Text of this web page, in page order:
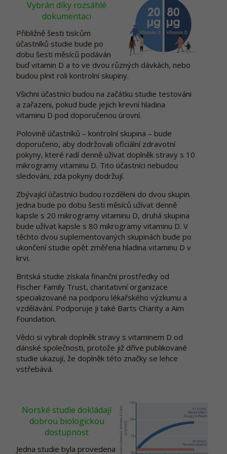
Vybrán díky rozsáhlé
dokumentaci
Přibližně šesti tisícům
účastníků studie bude po
dobu šesti měsíců podáván
buď vitamin D a to ve dvou různých dávkách, nebo
budou plnit roli kontrolní skupiny.
Všichni účastníci budou na začátku studie testováni
a zařazeni, pokud bude jejich krevní hladina
vitaminu D pod doporučenou úrovní.
Polovině účastníků – kontrolní skupina – bude
doporučeno, aby dodržovali oficiální zdravotní
pokyny, které radí denně užívat doplněk stravy s 10
mikrogramy vitaminu D. Tito účastníci nebudou
sledováni, zda pokyny dodržují.
Zbývající účastníci budou rozděleni do dvou skupin.
Jedna bude po dobu šesti měsíců užívat denně
kapsle s 20 mikrogramy vitaminu D, druhá skupina
bude užívat kapsle s 80 mikrogramy vitaminu D. V
těchto dvou suplementovaných skupinách bude po
ukončení studie opět změřena hladina vitaminu D v
krvi.
Britská studie získala finanční prostředky od
Fischer Family Trust, charitativní organizace
specializované na podporu lékařského výzkumu a
vzdělávání. Podporuje ji také Barts Charity a Aim
Foundation.
Vědci si vybrali doplněk stravy s vitaminem D od
dánské společnosti, protože již dříve publikované
studie ukazují, že doplněk této značky se lehce
vstřebává.
Norské studie dokládají
dobrou biologickou
dostupnost
Jedna studie byla provedena